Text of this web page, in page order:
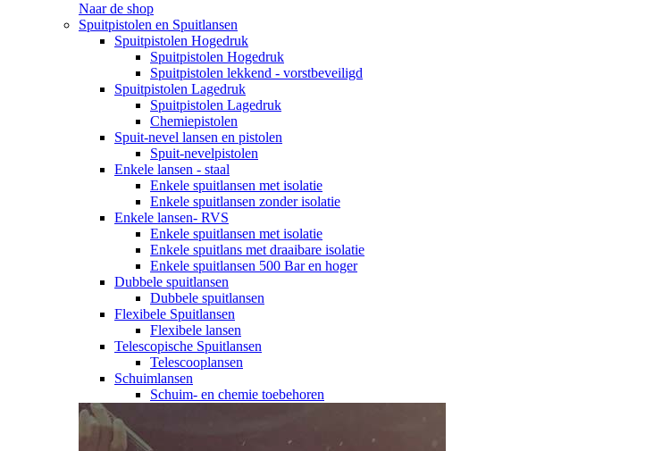
Naar de shop
Spuitpistolen en Spuitlansen
Spuitpistolen Hogedruk
Spuitpistolen Hogedruk
Spuitpistolen lekkend - vorstbeveiligd
Spuitpistolen Lagedruk
Spuitpistolen Lagedruk
Chemiepistolen
Spuit-nevel lansen en pistolen
Spuit-nevelpistolen
Enkele lansen - staal
Enkele spuitlansen met isolatie
Enkele spuitlansen zonder isolatie
Enkele lansen- RVS
Enkele spuitlansen met isolatie
Enkele spuitlans met draaibare isolatie
Enkele spuitlansen 500 Bar en hoger
Dubbele spuitlansen
Dubbele spuitlansen
Flexibele Spuitlansen
Flexibele lansen
Telescopische Spuitlansen
Telescooplansen
Schuimlansen
Schuim- en chemie toebehoren